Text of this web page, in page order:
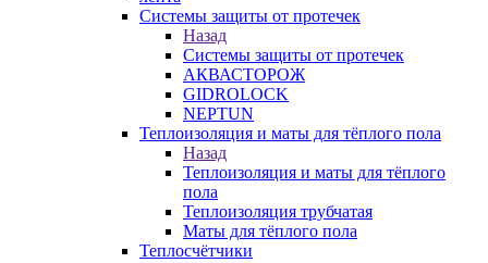
Системы защиты от протечек
Назад
Системы защиты от протечек
АКВАСТОРОЖ
GIDROLOCK
NEPTUN
Теплоизоляция и маты для тёплого пола
Назад
Теплоизоляция и маты для тёплого
пола
Теплоизоляция трубчатая
Маты для тёплого пола
Теплосчётчики